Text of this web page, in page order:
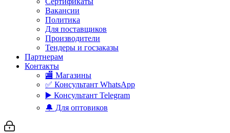
Вакансии
Политика
Для поставщиков
Производители
Тендеры и госзаказы
Партнерам
Контакты
🏬 Магазины
✅️ Консультант WhatsApp
▶️ Консультант Telegram
🔔 Для оптовиков